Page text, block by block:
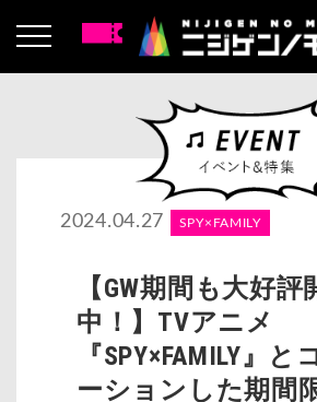
2024.04.27 SPY×FAMILY
【GW期間も大好評
中！】TVアニメ
『SPY×FAMILY』
ーションした期間